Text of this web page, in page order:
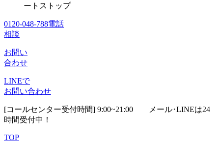
ートストップ
0120-048-788電話
相談
お問い
合わせ
LINEで
お問い合わせ
[コールセンター受付時間] 9:00~21:00 メール･LINEは24
時間受付中！
TOP